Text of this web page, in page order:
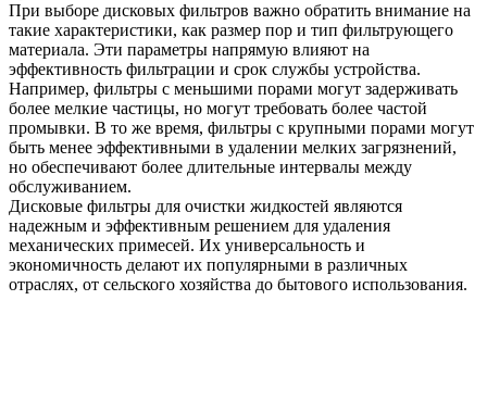
При выборе дисковых фильтров важно обратить внимание на
такие характеристики, как размер пор и тип фильтрующего
материала. Эти параметры напрямую влияют на
эффективность фильтрации и срок службы устройства.
Например, фильтры с меньшими порами могут задерживать
более мелкие частицы, но могут требовать более частой
промывки. В то же время, фильтры с крупными порами могут
быть менее эффективными в удалении мелких загрязнений,
но обеспечивают более длительные интервалы между
обслуживанием.
Дисковые фильтры для очистки жидкостей являются
надежным и эффективным решением для удаления
механических примесей. Их универсальность и
экономичность делают их популярными в различных
отраслях, от сельского хозяйства до бытового использования.